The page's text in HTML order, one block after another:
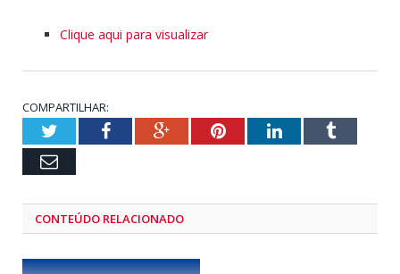
Clique aqui para visualizar
COMPARTILHAR:
TwitterFacebookGoogle+PinterestLinkedInTumblr
Email
CONTEÚDO RELACIONADO